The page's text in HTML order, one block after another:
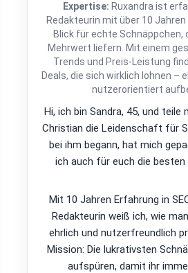
Expertise: Ruxandra ist
Redakteurin mit über 10
Blick für echte Schnäppchen,
Mehrwert liefern. Mit einem
Trends und Preis-Leistung
Deals, die sich wirklich lohnen –
nutzerorientiert
Hi, ich bin Sandra, 45, und teile
Christian die Leidenschaft für
bei ihm begann, hat mich
ich auch für euch die besten
Mit 10 Jahren Erfahrung in
Redakteurin weiß ich, wie
ehrlich und nutzerfreundlich
Mission: Die lukrativsten
aufspüren, damit ihr